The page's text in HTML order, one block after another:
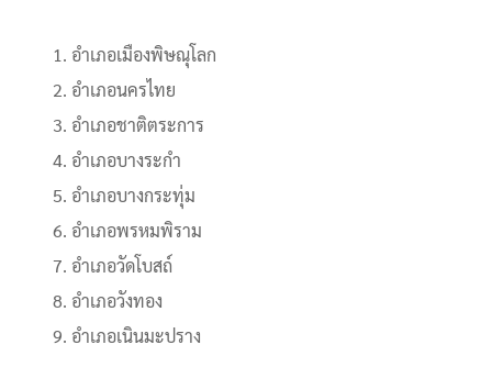
อำเภอเมืองพิษณุโลก
อำเภอนครไทย
อำเภอชาติตระการ
อำเภอบางระกำ
อำเภอบางกระทุ่ม
อำเภอพรหมพิราม
อำเภอวัดโบสถ์
อำเภอวังทอง
อำเภอเนินมะปราง